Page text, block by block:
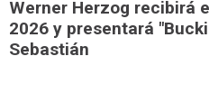
Werner Herzog recibirá
2026 y presentará
Sebastián